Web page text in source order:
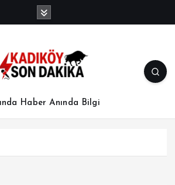
Haber Anında Bilgi